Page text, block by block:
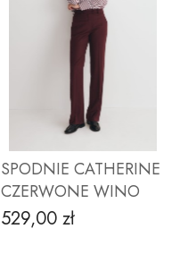
ZOBACZ PRODUKT
SPODNIE CATHERINE
CZERWONE WINO
Cena
529,00 zł